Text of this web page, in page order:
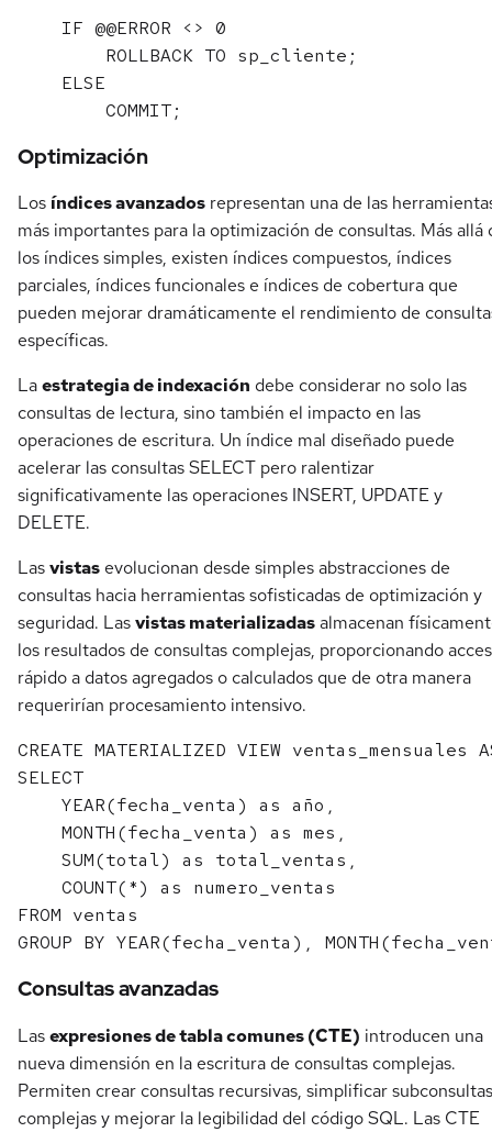
    IF @@ERROR <> 0
        ROLLBACK TO sp_cliente;
    ELSE
Optimización
Los índices avanzados representan una de las
más importantes para la optimización de consultas. Más allá
los índices simples, existen índices compuestos, índices
parciales, índices funcionales e índices de cobertura que
pueden mejorar dramáticamente el rendimiento de
específicas.
Laestrategia de indexación debe considerar no solo las
consultas de lectura, sino también el impacto en las
operaciones de escritura. Un índice mal diseñado puede
acelerar las consultas SELECT pero ralentizar
significativamente las operaciones INSERT, UPDATE y
DELETE.
Lasvistas evolucionan desde simples abstracciones de
consultas hacia herramientas sofisticadas de optimización y
seguridad. Lasvistas materializadasalmacenan
los resultados de consultas complejas, proporcionando
rápido a datos agregados o calculados que de otra manera
requerirían procesamiento intensivo.
CREATE MATERIALIZED VIEW ventas_mensuales
SELECT
    YEAR(fecha_venta) as año,
    MONTH(fecha_venta) as mes,
    SUM(total) as total_ventas,
    COUNT(*) as numero_ventas
FROM ventas
Consultas avanzadas
Lasexpresiones de tabla comunes (CTE) introducen una
nueva dimensión en la escritura de consultas complejas.
Permiten crear consultas recursivas, simplificar subconsultas
complejas y mejorar la legibilidad del código SQL. Las CTE